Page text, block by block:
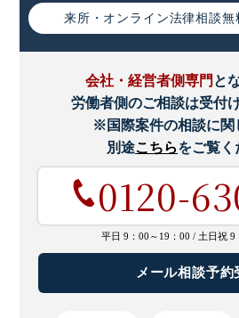
来所・オンライン法律相談無
会社・経営者側専門 と
労働者側のご相談は受付
※国際案件の相談に関
別途こちらをご覧く
0120-
平日 9：00～19：00 / 土日祝 9
メール相談予約